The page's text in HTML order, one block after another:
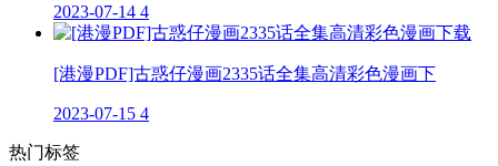
2023-07-14 4
[港漫PDF]古惑仔漫画2335话全集高清彩色漫画下
2023-07-15 4
热门标签